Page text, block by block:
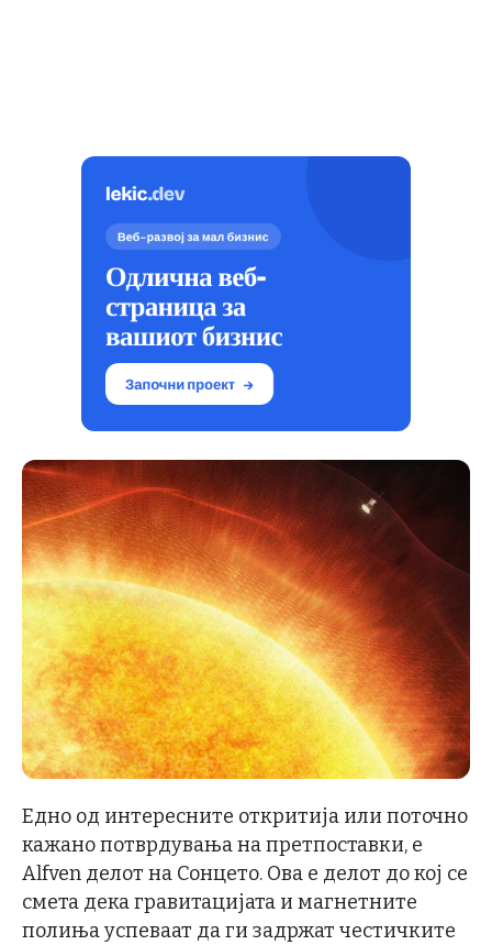
Едно од интересните откритија или поточно
кажано потврдувања на претпоставки, е
Alfven делот на Сонцето. Ова е делот до кој се
смета дека гравитацијата и магнетните
полиња успеваат да ги задржат честичките